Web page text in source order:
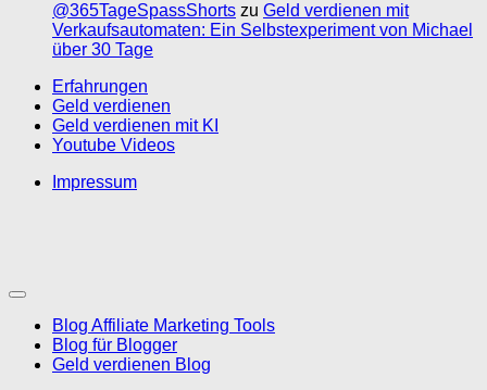
@365TageSpassShorts zu Geld verdienen mit
Verkaufsautomaten: Ein Selbstexperiment von Michael
über 30 Tage
Erfahrungen
Geld verdienen
Geld verdienen mit KI
Youtube Videos
Impressum
Blog Affiliate Marketing Tools
Blog für Blogger
Geld verdienen Blog